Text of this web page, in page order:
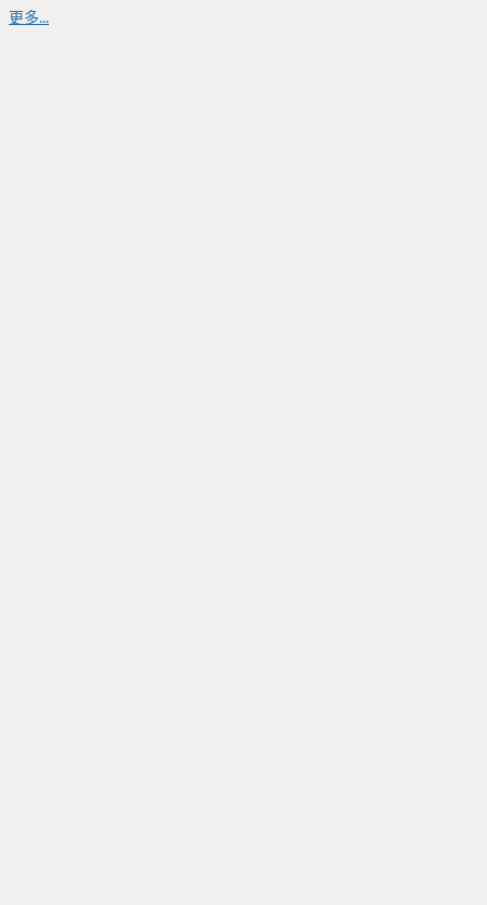
更多...